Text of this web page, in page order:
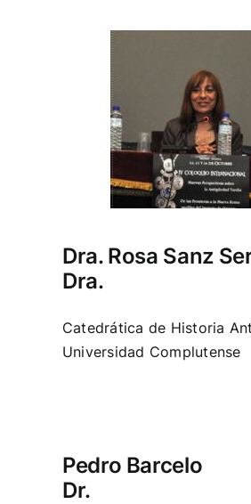
Dra. Rosa Sanz
Dra.
Catedrática de Historia
Universidad Complutense
Pedro Barcelo
Dr.